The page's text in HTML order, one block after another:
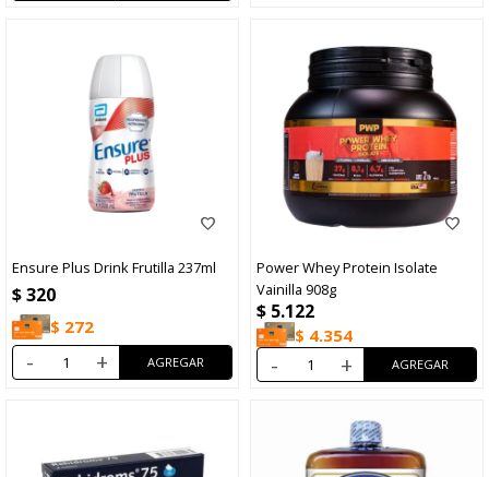
Ensure Plus Drink Frutilla 237ml
$320
$ 272
- +
Power Whey Protein Isolate
Vainilla 908g
$ 5.122
$ 4.354
- +